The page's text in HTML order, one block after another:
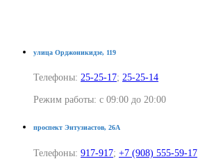
улица Орджоникидзе, 119
Телефоны: 25-25-17; 25-25-14
Режим работы: с 09:00 до 20:00
проспект Энтузиастов, 26А
Телефоны: 917-917; +7 (908) 555-59-17